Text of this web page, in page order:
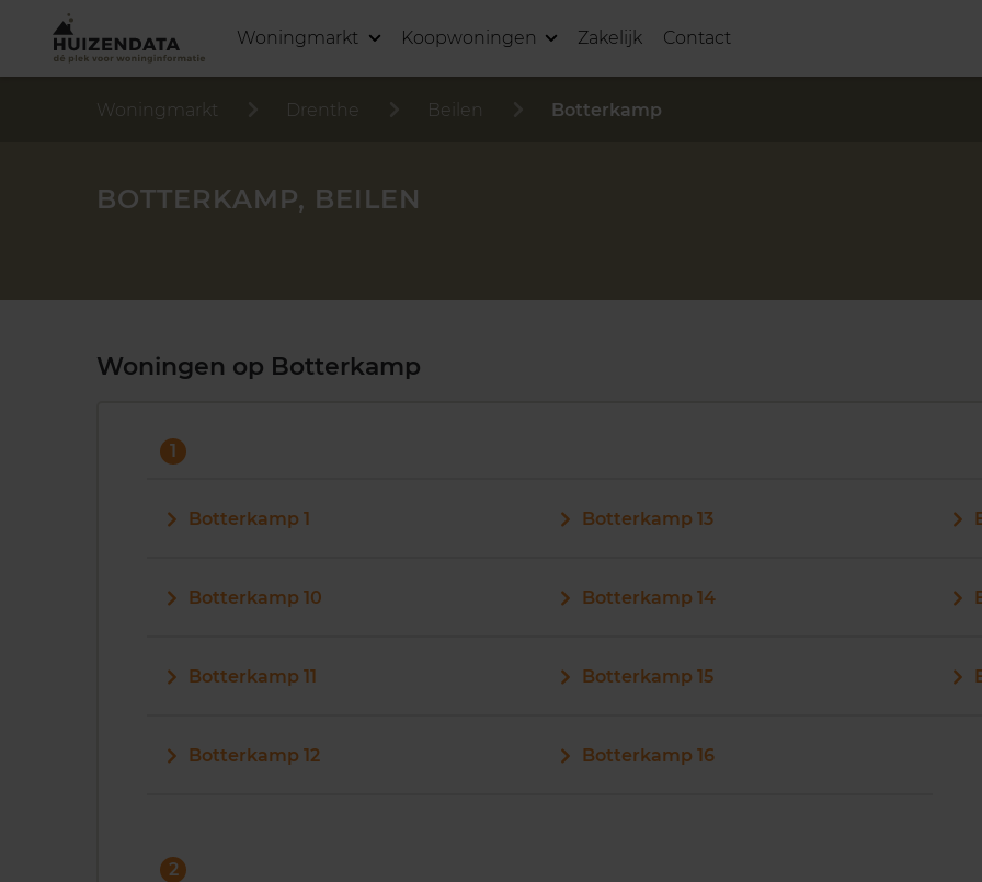
Woningmarkt Koopwoningen Zakelijk Contact
Woningmarkt Drenthe Beilen Botterkamp
BOTTERKAMP, BEILEN
Woningen op Botterkamp
1
Botterkamp 1
Botterkamp 10
Botterkamp 11
Botterkamp 12
Botterkamp 13
Botterkamp 14
Botterkamp 15
Botterkamp 16
2